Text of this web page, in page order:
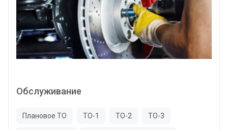
Обслуживание
Плановое ТО ТО-1 ТО-2 ТО-3